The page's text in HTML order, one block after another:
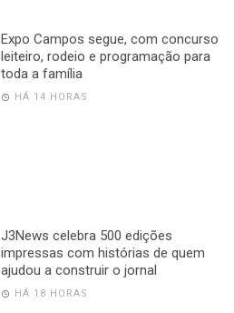
Expo Campos segue, com concurso
leiteiro, rodeio e programação para
toda a família
HÁ 14 HORAS
J3News celebra 500 edições
impressas com histórias de quem
ajudou a construir o jornal
HÁ 18 HORAS